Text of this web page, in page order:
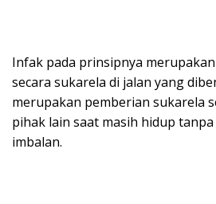
Infak pada prinsipnya
secara sukarela di jalan yang
merupakan pemberian sukarela
pihak lain saat masih hidup
imbalan.